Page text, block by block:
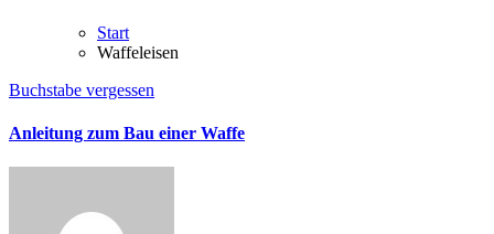
Start
Waffeleisen
Buchstabe vergessen
Anleitung zum Bau einer Waffe